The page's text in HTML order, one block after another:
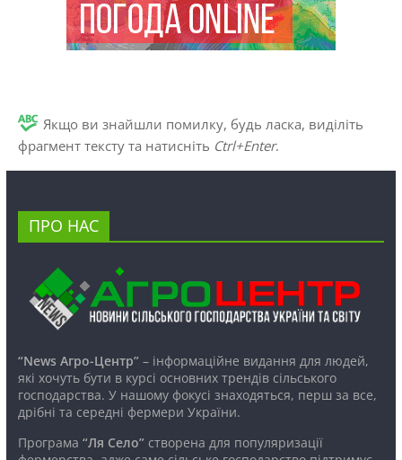
Якщо ви знайшли помилку, будь ласка, виділіть
фрагмент тексту та натисніть Ctrl+Enter.
ПРО НАС
“News Агро-Центр”– інформаційне видання для людей,
які хочуть бути в курсі основних трендів сільського
господарства. У нашому фокусі знаходяться, перш за все,
дрібні та середні фермери України.
Програма “Ля Село”створена для популяризації